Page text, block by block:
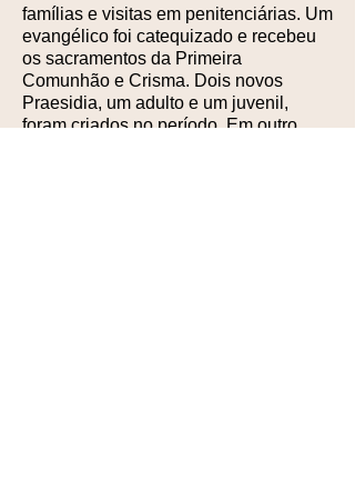
famílias e visitas em penitenciárias. Um
evangélico foi catequizado e recebeu
os sacramentos da Primeira
Comunhão e Crisma. Dois novos
Praesidia, um adulto e um juvenil,
foram criados no período. Em outro